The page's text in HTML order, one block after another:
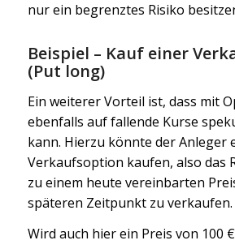
nur ein begrenztes Risiko
Beispiel – Kauf einer
(Put long)
Ein weiterer Vorteil ist, dass mit
ebenfalls auf fallende Kurse
kann. Hierzu könnte der Anleger
Verkaufsoption kaufen, also das
zu einem heute vereinbarten
späteren Zeitpunkt zu verkaufen.
Wird auch hier ein Preis von 100